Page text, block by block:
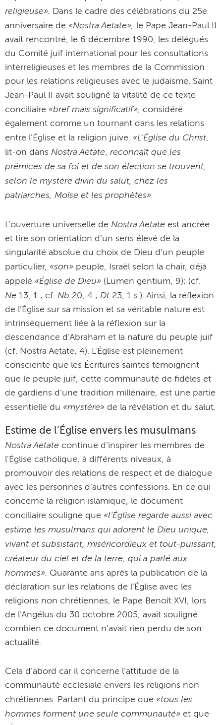
religieuse». Dans le cadre des célébrations du 25e
anniversaire de «Nostra Aetate», le Pape Jean-Paul II
avait rencontré, le 6 décembre 1990, les délégués
du Comité juif international pour les consultations
interreligieuses et les membres de la Commission
pour les relations religieuses avec le judaïsme. Saint
Jean-Paul II avait souligné la vitalité de ce texte
conciliaire «bref mais significatif», considéré
également comme un tournant dans les relations
entre l'Église et la religion juive. «L'Église du Christ,
lit-on dans Nostra Aetate, reconnaît que les
prémices de sa foi et de son élection se trouvent,
selon le mystère divin du salut, chez les
patriarches, Moïse et les prophètes».
L'ouverture universelle de Nostra Aetate est ancrée
et tire son orientation d'un sens élevé de la
singularité absolue du choix de Dieu d'un peuple
particulier, «son» peuple, Israël selon la chair, déjà
appelé «Église de Dieu» (Lumen gentium, 9); (cf.
Ne 13, 1 ; cf. Nb 20, 4 ; Dt 23, 1 s.). Ainsi, la réflexion
de l'Église sur sa mission et sa véritable nature est
intrinsèquement liée à la réflexion sur la
descendance d'Abraham et la nature du peuple juif
(cf. Nostra Aetate, 4). L'Église est pleinement
consciente que les Écritures saintes témoignent
que le peuple juif, cette communauté de fidèles et
de gardiens d'une tradition millénaire, est une partie
essentielle du «mystère» de la révélation et du salut.
Estime de l'Église envers les musulmans
Nostra Aetate continue d'inspirer les membres de
l'Église catholique, à différents niveaux, à
promouvoir des relations de respect et de dialogue
avec les personnes d'autres confessions. En ce qui
concerne la religion islamique, le document
conciliaire souligne que «l'Église regarde aussi avec
estime les musulmans qui adorent le Dieu unique,
vivant et subsistant, miséricordieux et tout-puissant,
créateur du ciel et de la terre, qui a parlé aux
hommes». Quarante ans après la publication de la
déclaration sur les relations de l'Église avec les
religions non chrétiennes, le Pape Benoît XVI, lors
de l'Angélus du 30 octobre 2005, avait souligné
combien ce document n'avait rien perdu de son
actualité.
Cela d'abord car il concerne l'attitude de la
communauté ecclésiale envers les religions non
chrétiennes. Partant du principe que «tous les
hommes forment une seule communauté» et que